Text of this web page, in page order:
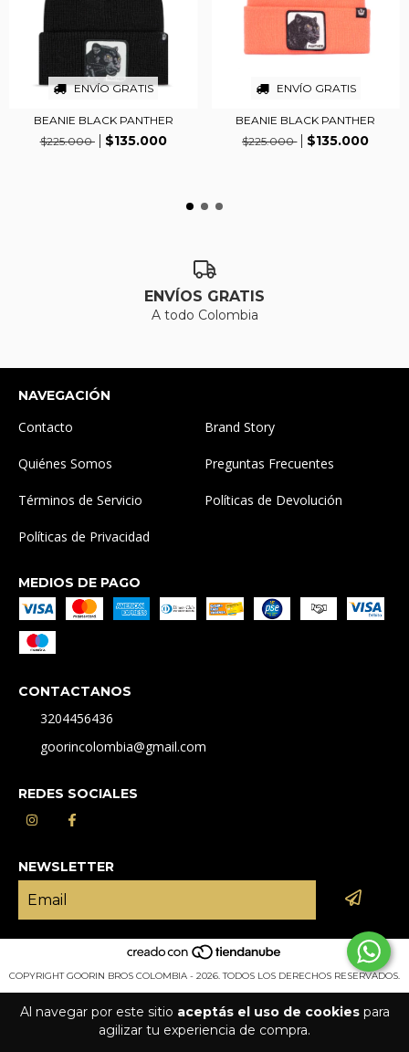
Al navegar por este sitio aceptás el uso de cookiespara
agilizar tu experiencia de compra.
ENVÍO GRATIS
BEANIE BLACK PANTHER
$225.000
$135.000
ENVÍO GRATIS
BEANIE BLACK PANTHER
$225.000
$135.000
ENVÍOS GRATIS
A todo Colombia
NAVEGACIÓN
Contacto Brand Story
Quiénes Somos Preguntas Frecuentes
Términos de Servicio Políticas de Devolución
Políticas de Privacidad
MEDIOS DE PAGO
CONTACTANOS
3204456436
goorincolombia@gmail.com
REDES SOCIALES
NEWSLETTER
COPYRIGHT GOORIN BROS COLOMBIA - 2026. TODOS LOS DERECHOS RESERVADOS.